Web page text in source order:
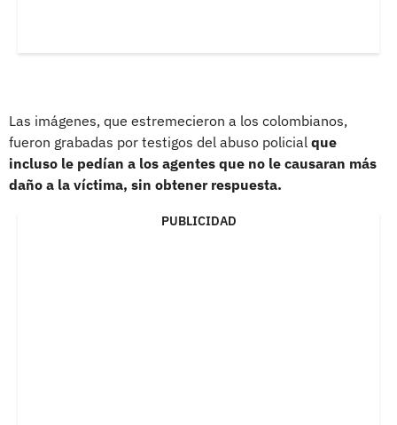
Las imágenes, que estremecieron a los colombianos,
fueron grabadas por testigos del abuso policial que
incluso le pedían a los agentes que no le causaran más
daño a la víctima, sin obtener respuesta.
PUBLICIDAD